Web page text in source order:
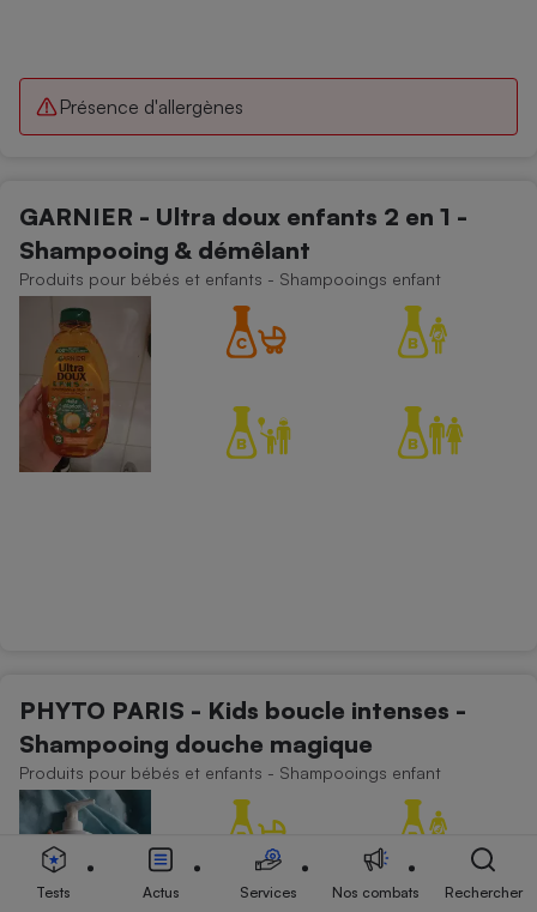
Présence d'allergènes
GARNIER - Ultra doux enfants 2 en 1 -
Shampooing & démêlant
Produits pour bébés et enfants - Shampooings enfant
PHYTO PARIS - Kids boucle intenses -
Shampooing douche magique
Produits pour bébés et enfants - Shampooings enfant
Tests Actus Services Nos combats Rechercher